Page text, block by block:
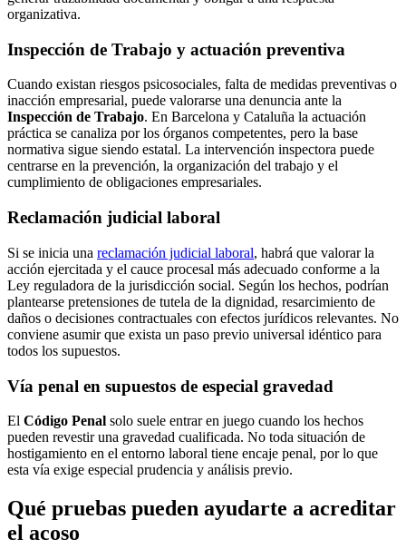
organizativa.
Inspección de Trabajo y actuación preventiva
Cuando existan riesgos psicosociales, falta de medidas preventivas o
inacción empresarial, puede valorarse una denuncia ante la
Inspección de Trabajo. En Barcelona y Cataluña la actuación
práctica se canaliza por los órganos competentes, pero la base
normativa sigue siendo estatal. La intervención inspectora puede
centrarse en la prevención, la organización del trabajo y el
cumplimiento de obligaciones empresariales.
Reclamación judicial laboral
Si se inicia una reclamación judicial laboral, habrá que valorar la
acción ejercitada y el cauce procesal más adecuado conforme a la
Ley reguladora de la jurisdicción social. Según los hechos, podrían
plantearse pretensiones de tutela de la dignidad, resarcimiento de
daños o decisiones contractuales con efectos jurídicos relevantes. No
conviene asumir que exista un paso previo universal idéntico para
todos los supuestos.
Vía penal en supuestos de especial gravedad
El Código Penal solo suele entrar en juego cuando los hechos
pueden revestir una gravedad cualificada. No toda situación de
hostigamiento en el entorno laboral tiene encaje penal, por lo que
esta vía exige especial prudencia y análisis previo.
Qué pruebas pueden ayudarte a acreditar
el acoso